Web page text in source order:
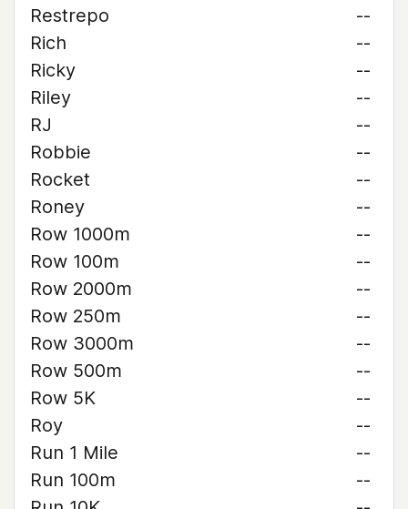
Restrepo
--
Rich
--
Ricky
--
Riley
--
RJ
--
Robbie
--
Rocket
--
Roney
--
Row 1000m
--
Row 100m
--
Row 2000m
--
Row 250m
--
Row 3000m
--
Row 500m
--
Row 5K
--
Roy
--
Run 1 Mile
--
Run 100m
--